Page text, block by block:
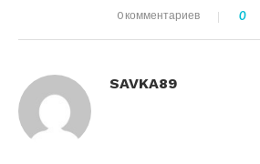
0 комментариев 0
SAVKA89